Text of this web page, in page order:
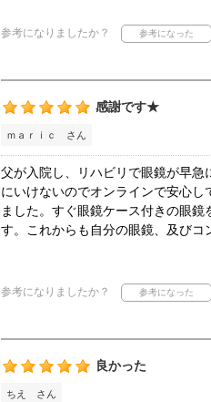
参考になりましたか？
感謝です★
ｍａｒｉｃ さん
父が入院し、リハビリで眼鏡が早
にいけないのでオンラインで安心
ました。すぐ眼鏡ケース付きの眼
す。これからも自分の眼鏡、及びコ
参考になりましたか？
良かった
ちえ さん